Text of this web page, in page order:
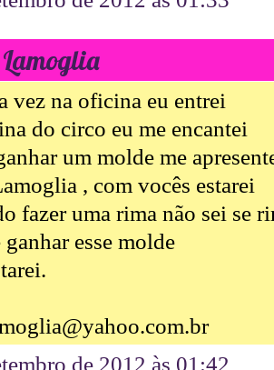
vez na oficina eu entrei
do circo eu me encantei
um molde me
, com vocês estarei
fazer uma rima não sei se
esse molde
de 2012 às 01:42